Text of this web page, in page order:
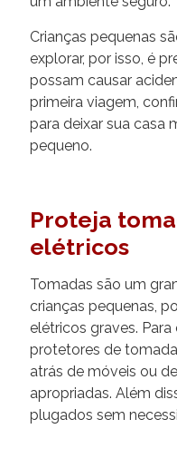
Crianças pequenas
explorar, por isso, é
possam causar
primeira viagem,
para deixar sua casa
pequeno.
Proteja
elétricos
Tomadas são um
crianças pequenas,
elétricos graves.
protetores de
atrás de móveis ou
apropriadas. Além
plugados sem